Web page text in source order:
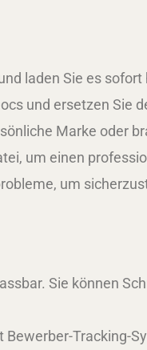
laden Sie es sofort
und ersetzen
Marke oder
um einen
um
Sie können
Tracking-